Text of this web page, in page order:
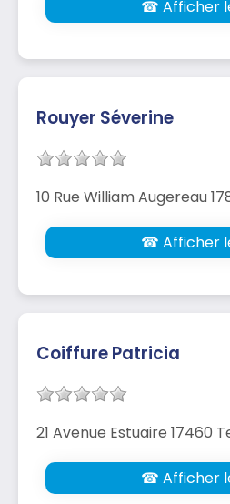
☎ Afficher
Rouyer Séverine
10 Rue William Augereau
☎ Afficher
Coiffure Patricia
21 Avenue Estuaire 17460
☎ Afficher